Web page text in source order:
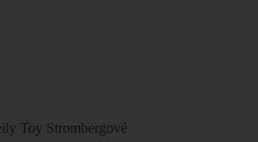
Toy Strombergové